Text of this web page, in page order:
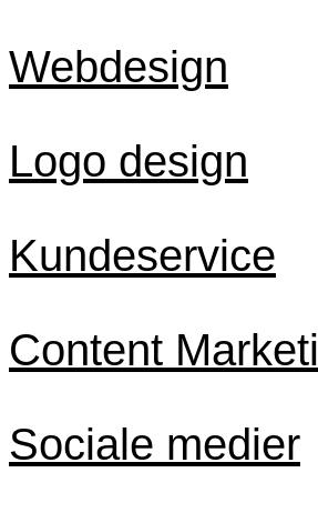
Webdesign
Logo design
Kundeservice
Content
Sociale medier